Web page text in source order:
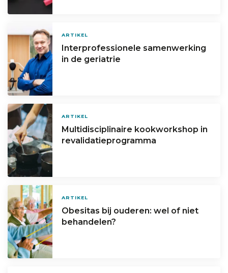
ARTIKEL
Interprofessionele samenwerking
in de geriatrie
ARTIKEL
Multidisciplinaire kookworkshop in
revalidatieprogramma
ARTIKEL
Obesitas bij ouderen: wel of niet
behandelen?